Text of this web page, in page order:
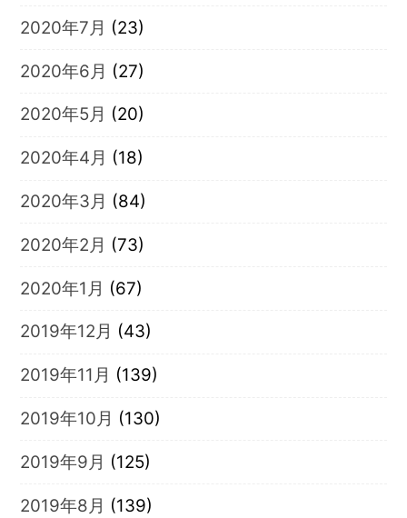
2020年7月 (23)
2020年6月 (27)
2020年5月 (20)
2020年4月 (18)
2020年3月 (84)
2020年2月 (73)
2020年1月 (67)
2019年12月 (43)
2019年11月 (139)
2019年10月 (130)
2019年9月 (125)
2019年8月 (139)